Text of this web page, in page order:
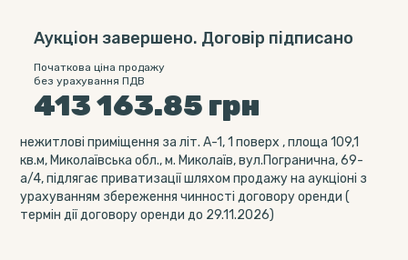
Аукціон завершено. Договір підписано
Початкова ціна продажу
без урахування ПДВ
413 163.85 грн
нежитлові приміщення за літ. А-1, 1 поверх , площа 109,1
кв.м, Миколаївська обл., м. Миколаїв, вул.Погранична, 69-
а/4, підлягає приватизації шляхом продажу на аукціоні з
урахуванням збереження чинності договору оренди (
термін дії договору оренди до 29.11.2026)